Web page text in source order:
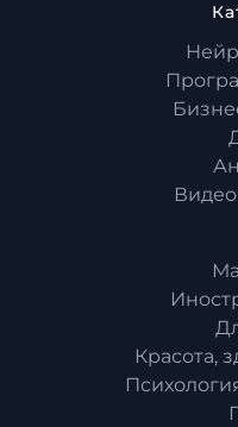
Красота,